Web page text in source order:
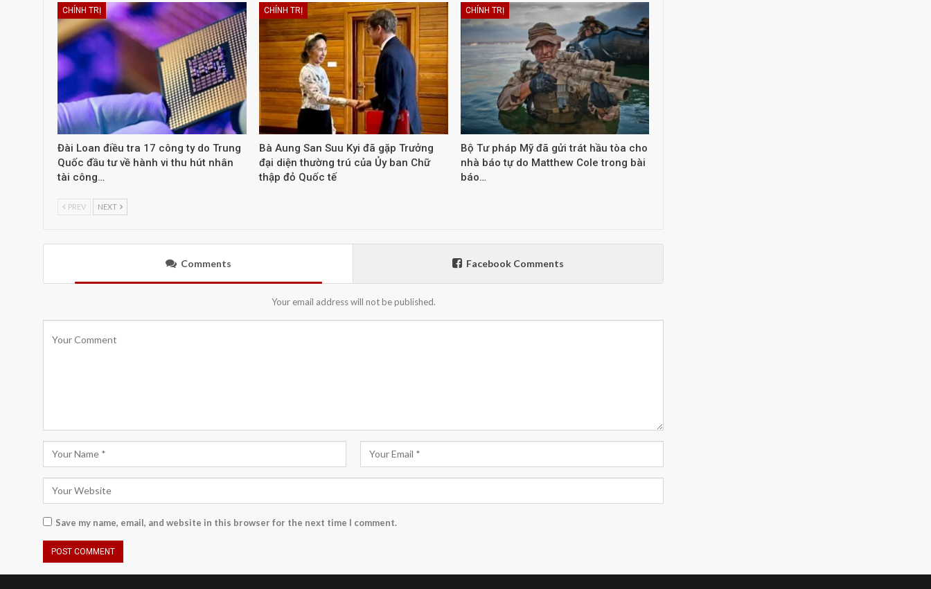
CHÍNH TRỊ
Đài Loan điều tra 17 công ty do Trung
Quốc đầu tư về hành vi thu hút nhân
tài công…
CHÍNH TRỊ
Bà Aung San Suu Kyi đã gặp Trưởng
đại diện thường trú của Ủy ban Chữ
thập đỏ Quốc tế
CHÍNH TRỊ
Bộ Tư pháp Mỹ đã gửi trát hầu tòa cho
nhà báo tự do Matthew Cole trong bài
báo…
PREV NEXT
Comments Facebook Comments
Your email address will not be published.
Save my name, email, and website in this browser for the next time I comment.